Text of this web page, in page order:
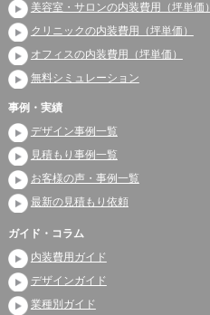
美容室・サロンの内装費用（坪単価）
クリニックの内装費用（坪単価）
オフィスの内装費用（坪単価）
無料シミュレーション
事例・実績
デザイン事例一覧
見積もり事例一覧
お客様の声・事例一覧
最新の見積もり依頼
ガイド・コラム
内装費用ガイド
デザインガイド
業種別ガイド